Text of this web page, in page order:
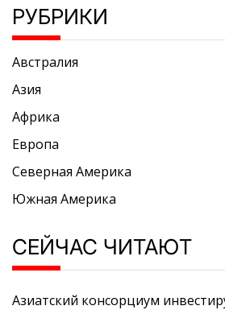
РУБРИКИ
Австралия
Азия
Африка
Европа
Северная Америка
Южная Америка
СЕЙЧАС ЧИТАЮТ
Азиатский консорциум